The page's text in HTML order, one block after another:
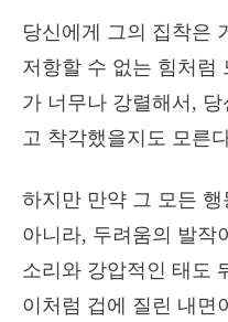
당신에게 그의 집착은
저항할 수 없는 힘처럼
가 너무나 강렬해서, 당
고 착각했을지도 모른
하지만 만약 그 모든 행
아니라, 두려움의 발작
소리와 강압적인 태도
이처럼 겁에 질린 내면